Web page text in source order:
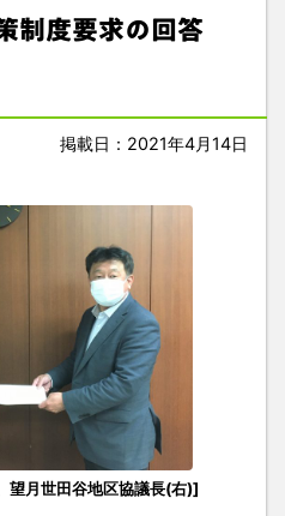
制度要求の回答
掲載日：2021年4月14日
望月世田谷地区協議長(右)]